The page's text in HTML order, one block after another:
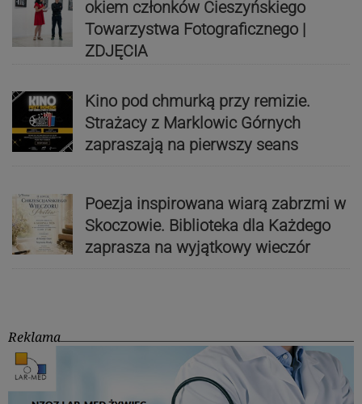
okiem członków Cieszyńskiego
Towarzystwa Fotograficznego |
ZDJĘCIA
Kino pod chmurką przy remizie.
Strażacy z Marklowic Górnych
zapraszają na pierwszy seans
Poezja inspirowana wiarą zabrzmi w
Skoczowie. Biblioteka dla Każdego
zaprasza na wyjątkowy wieczór
Reklama